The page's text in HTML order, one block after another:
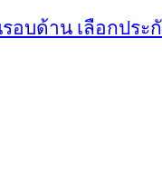
รอบด้าน เลือกปร